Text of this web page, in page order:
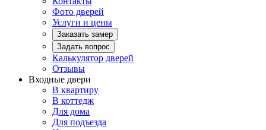
Фото дверей
Услуги и цены
Заказать замер
Задать вопрос
Калькулятор дверей
Отзывы
Входные двери
В квартиру
В коттедж
Для дома
Для подъезда